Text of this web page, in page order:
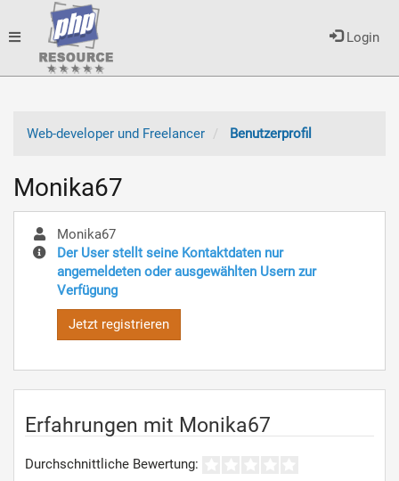
Login
Toggle
Web-developer und Freelancer
Benutzerprofil
Monika67
Monika67
Der User stellt seine Kontaktdaten nur
angemeldeten oder ausgewählten Usern zur
Verfügung
Jetzt registrieren
Erfahrungen mit Monika67
Durchschnittliche Bewertung: